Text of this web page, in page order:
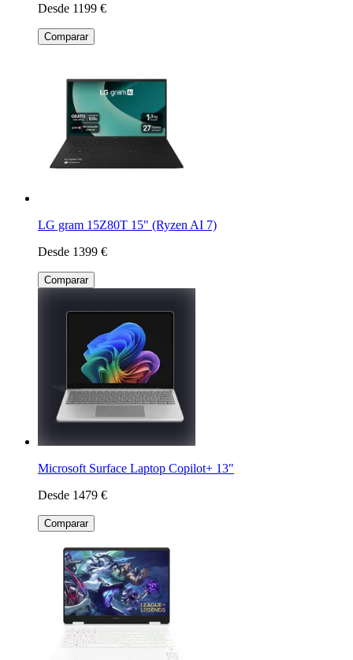
Desde 1199 €
Comparar
LG gram 15Z80T 15" (Ryzen AI 7)
Desde 1399 €
Comparar
Microsoft Surface Laptop Copilot+ 13"
Desde 1479 €
Comparar